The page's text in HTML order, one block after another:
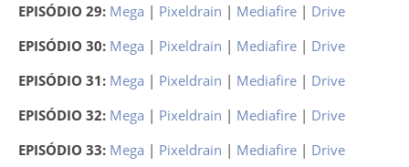
EPISÓDIO 29: Mega | Pixeldrain | Mediafire | Drive
EPISÓDIO 30: Mega | Pixeldrain | Mediafire | Drive
EPISÓDIO 31: Mega | Pixeldrain | Mediafire | Drive
EPISÓDIO 32: Mega | Pixeldrain | Mediafire | Drive
EPISÓDIO 33: Mega | Pixeldrain | Mediafire | Drive